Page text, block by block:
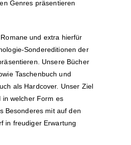
Genres präsentieren
und extra hierfür
Sondereditionen der
Unsere Bücher
Taschenbuch und
als Hardcover. Unser Ziel
in welcher Form es
Besonderes mit auf den
in freudiger Erwartung